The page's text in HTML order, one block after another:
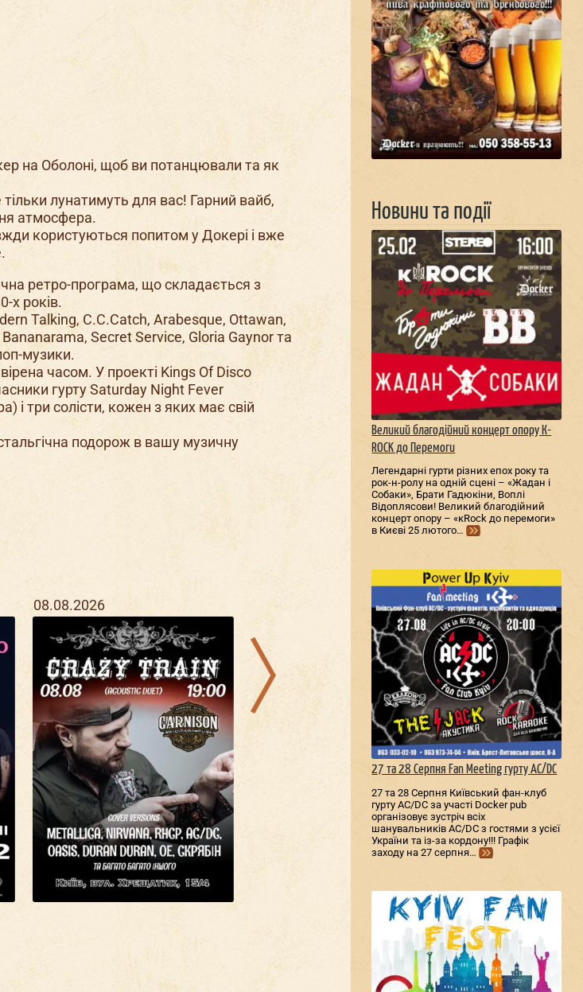
на Оболоні, щоб ви потанцювали та як
тільки лунатимуть для вас! Гарний вайб,
атмосфера.
користуються попитом у Докері і вже
ретро-програма, що складається з
х років.
Talking, C.C.Catch, Arabesque, Ottawan,
Secret Service, Gloria Gaynor та
музики.
часом. У проекті Kings Of Disco
гурту Saturday Night Fever
і три солісти, кожен з яких має свій
подорож в вашу музичну
08.08.2026 08.08.2026
Новини та події
Великий благодійний концерт опору К-
ROCK до Перемоги
Легендарні гурти різних епох року та
рок-н-ролу на одній сцені – «Жадан і
Собаки», Брати Гадюкіни, Воплі
Відоплясови! Великий благодійний
концерт опору – «кRock до перемоги»
в Києві 25 лютого…
27 та 28 Серпня Fan Meeting гурту AC/DС
27 та 28 Серпня Київський фан-клуб
гурту AC/DС за участі Docker pub
організовує зустріч всіх
шанувальників AC/DС з гостями з усієї
України та із-за кордону!!! Графік
заходу на 27 серпня…